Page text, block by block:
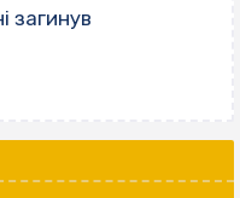
загинув